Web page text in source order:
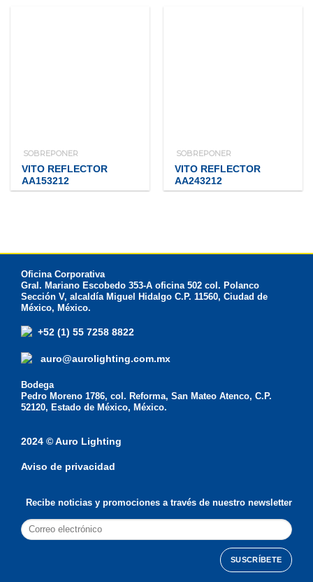
SOBREPONER
VITO REFLECTOR
AA153212
SOBREPONER
VITO REFLECTOR
AA243212
Oficina Corporativa
Gral. Mariano Escobedo 353-A oficina 502 col. Polanco
Sección V, alcaldía Miguel Hidalgo C.P. 11560, Ciudad de
México, México.
+52 (1) 55 7258 8822
auro@aurolighting.com.mx
Bodega
Pedro Moreno 1786, col. Reforma, San Mateo Atenco, C.P.
52120, Estado de México, México.
2024 © Auro Lighting
Aviso de privacidad
Recibe noticias y promociones a través de nuestro newsletter